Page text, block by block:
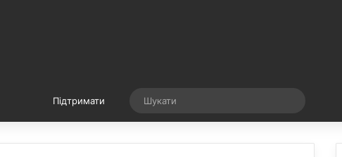
Підтримати Випадкова стаття